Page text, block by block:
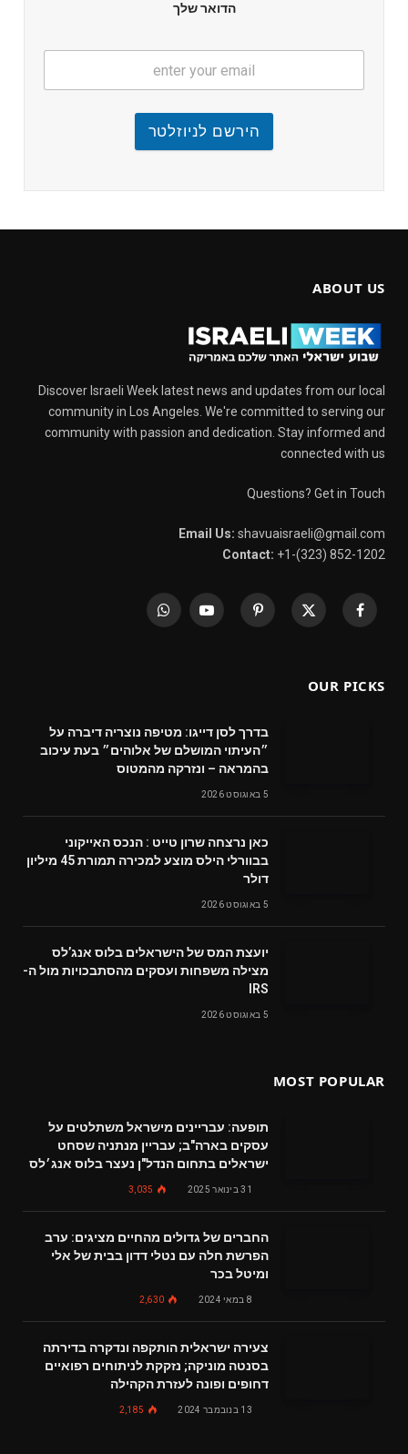
הדואר שלך
הירשם לניוזלטר
ABOUT US
Discover Israeli Week latest news and updates from our local
community in Los Angeles. We're committed to serving our
community with passion and dedication. Stay informed and
connected with us
Questions? Get in Touch
Email Us: shavuaisraeli@gmail.com
Contact: +1-(323) 852-1202
Facebook
X
Pinterest
YouTube
WhatsApp
OUR PICKS
בדרך לסן דייגו: מטיפה נוצריה דיברה על
״העיתוי המושלם של אלוהים״ בעת עיכוב
בהמראה – ונזרקה מהמטוס
5 באוגוסט 2026
‬דולר
5 באוגוסט 2026
‬מצילה‭ ‬משפחות‭ ‬ועסקים‭ ‬מהסתבכויות‭ ‬מול‭ ‬ה-
IRS
5 באוגוסט 2026
MOST POPULAR
תופעה: עבריינים מישראל משתלטים על
עסקים בארה"ב; עבריין מנתניה שסחט
ישראלים בתחום הנדל"ן נעצר בלוס אנג׳לס
31 בינואר 2025 3,035
החברים של גדולים מהחיים מציגים: ערב
הפרשת חלה עם נטלי דדון בבית של אלי
ומיטל בכר
8 במאי 2024 2,630
צעירה ישראלית הותקפה ונדקרה בדירתה
בסנטה מוניקה; נזקקת לניתוחים רפואיים
דחופים ופונה לעזרת הקהילה
13 בנובמבר 2024 2,185